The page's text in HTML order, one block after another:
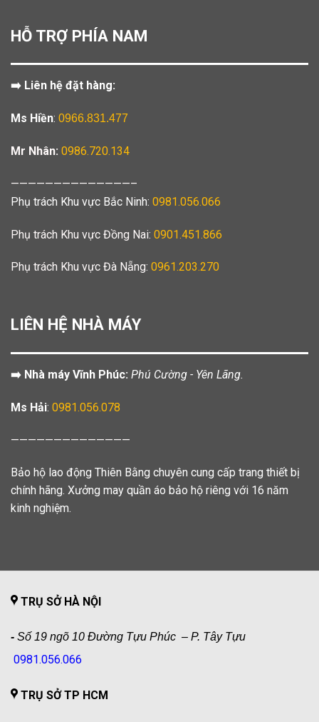
HỖ TRỢ PHÍA NAM
➡️ Liên hệ đặt hàng:
Ms Hiền: 0966.831.477
Mr Nhân: 0986.720.134
——————————————–
Phụ trách Khu vực Bắc Ninh: 0981.056.066
Phụ trách Khu vực Đồng Nai: 0901.451.866
Phụ trách Khu vực Đà Nẵng: 0961.203.270
LIÊN HỆ NHÀ MÁY
➡️ Nhà máy Vĩnh Phúc: Phú Cường - Yên Lãng.
Ms Hải: 0981.056.078
——————————————
Bảo hộ lao động Thiên Bằng chuyên cung cấp trang thiết bị
chính hãng. Xưởng may quần áo bảo hộ riêng với 16 năm
kinh nghiệm.
TRỤ SỞ HÀ NỘI
- Số 19 ngõ 10 Đường Tựu Phúc – P. Tây Tựu
0981.056.066
TRỤ SỞ TP HCM